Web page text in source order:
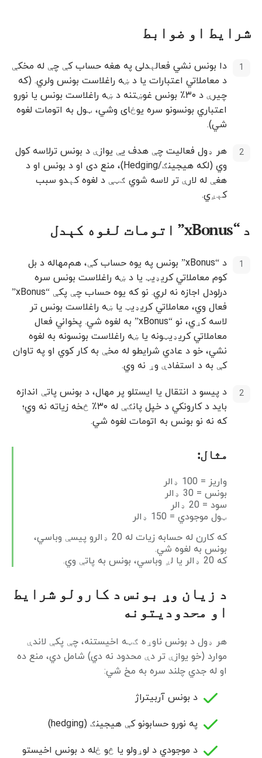
شرایط او ضوابط
دا بونس نشي فعالېدلی په هغه حساب کې چې له مخکې
د معاملاتي اعتبارات یا د ښه راغلاست بونس ولري. (که
چیرې د ۳۰٪ بونس غوښتنه د ښه راغلاست بونس یا نورو
اعتباري بونسونو سره یوځای وشي، ټول به اتومات لغوه
شي).
هر ډول فعالیت چې هدف یې یوازې د بونس ترلاسه کول
وي (لکه هیجینګ/Hedging)، منع دی او د بونس او د
هغې له لارې تر لاسه شوي ګټې د لغوه کېدو سبب
کېږي.
د “xBonus” اتومات لغوه کېدل
د “xBonus” بونس په یوه حساب کې، هم‌مهاله د بل
کوم معاملاتي کریډیټ یا د ښه راغلاست بونس سره
درلودل اجازه نه لري. نو که یوه حساب چې پکې “xBonus”
فعال وي، معاملاتي کریډیټ یا ښه راغلاست بونس تر
لاسه کړي، نو “xBonus” به لغوه شي. پخواني فعال
معاملاتي کریډیټونه یا ښه راغلاست بونسونه به لغوه
نشي، خو د عادي شرایطو له مخې به کار کوي او په تاوان
کې به د استفادې وړ نه وي.
د پیسو د انتقال یا ایستلو پر مهال، د بونس پاتې اندازه
باید د کارونکي د خپل پانګې له ۳۰٪ څخه زیاته نه وي؛
که نه نو بونس به اتومات لغوه شي.
مثال:
واریز = 100 ډالر
بونس = 30 ډالر
سود = 20 ډالر
ټول موجودي = 150 ډالر
که کارن له حسابه زیات له 20 ډالرو پیسې وباسي،
بونس به لغوه شي.
که 20 ډالر یا لږ وباسي، بونس به پاتې وي.
د زیان وړ بونس د کارولو شرایط
او محدودیتونه
هر ډول د بونس ناوړه ګټه اخیستنه، چې پکې لاندې
موارد (خو یوازې تر دې محدود نه دي) شامل دي، منع ده
او له جدي چلند سره به مخ شي:
د بونس آربیتراژ
په نورو حسابونو کې هیجینګ (hedging)
د موجودي د لوړولو یا څو ځله د بونس اخیستو